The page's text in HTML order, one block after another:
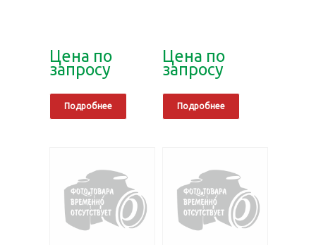
Цена по
запросу
Подробнее
Цена по
запросу
Подробнее